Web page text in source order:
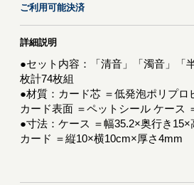
ご利用可能決済
詳細説明
●セット内容：「清音」「濁音」「
枚計74枚組
●材質：カード芯 ＝低発泡ポリプロ
カード表面 ＝ペットシール ケース
●寸法：ケース ＝幅35.2×奥行き15×
カード ＝縦10×横10cm×厚さ4mm